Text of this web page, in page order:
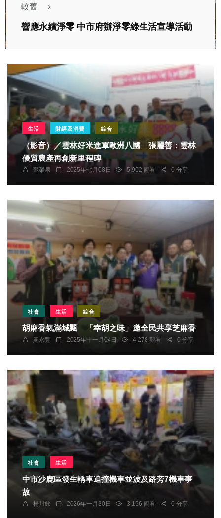
較舊
響應永續淨零 中市府辦淨零綠生活宣導活動
生活 財經及消費 綜合
（影音）／雲林好米進軍歐洲八國 張麗善：雲林
優質農產再創新里程碑
蘇榮泉 2025年七月08日 5,902 觀看 0 分享
社會 生活 綜合
胡麻香氣滿城飄 「幸胡之味」邀全民共享芝麻香
黃永豐 2025年十一月04日 4,278 觀看 0 分享
社會 生活
中市沙鹿區發生轎車追撞機車並波及路旁7機車事
故
楊川欽 2026年一月30日 3,156 觀看 0 分享